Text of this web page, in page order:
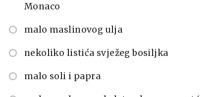
Monaco
malo maslinovog ulja
nekoliko listića svježeg bosiljka
malo soli i papra